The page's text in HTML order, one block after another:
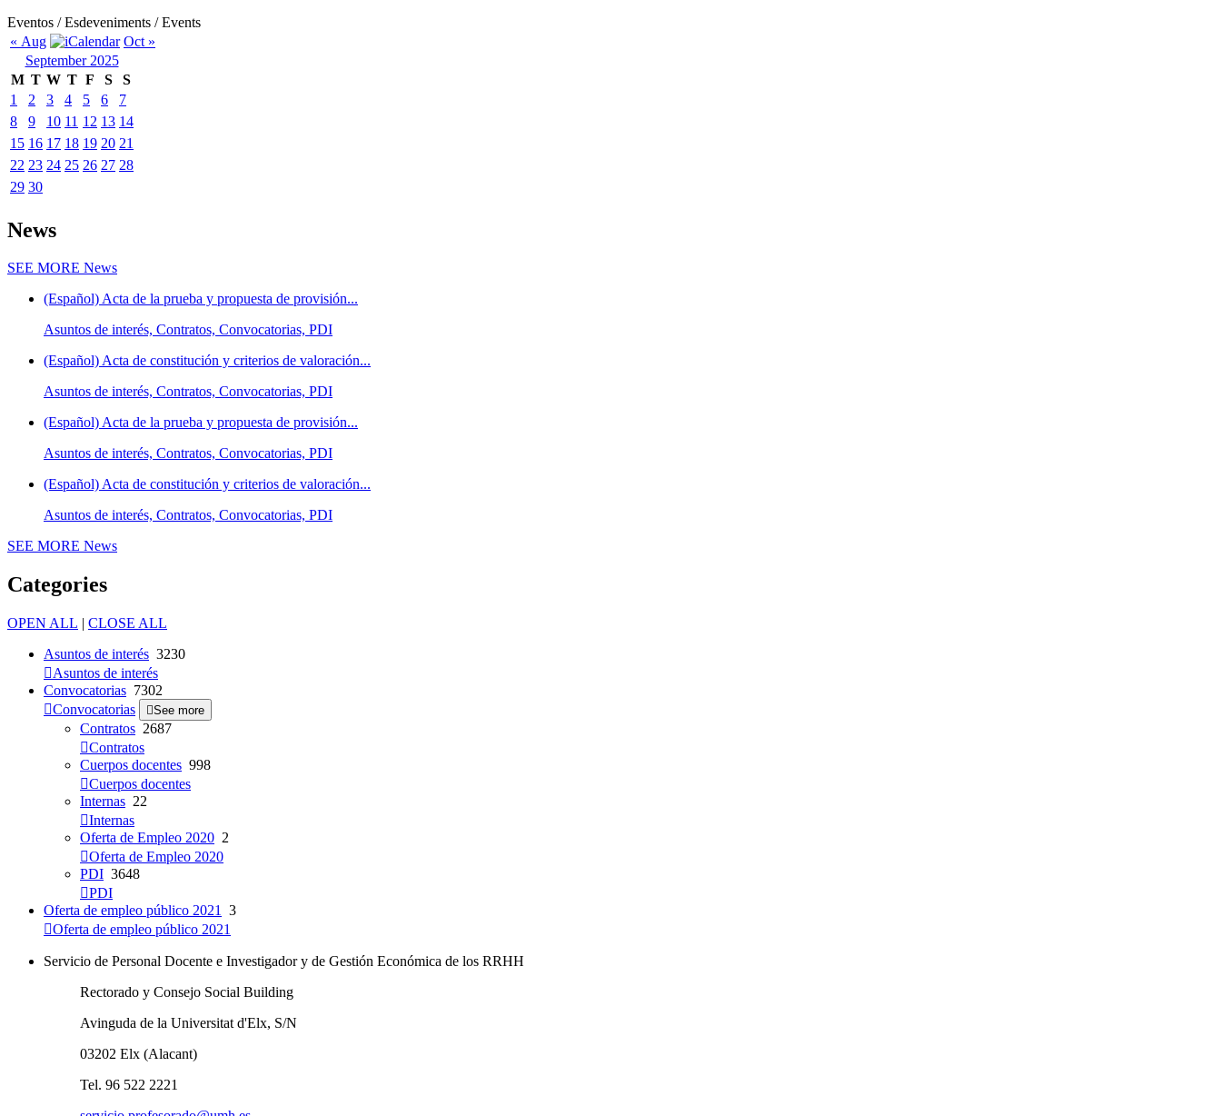
Eventos / Esdeveniments / Events
« Aug
Oct »
September 2025
M T W T F S
S
1
2 3 4 5 6
7
8
9 10 11 12 13 14
15 16 17 18 19 20 21
22 23 24 25 26 27 28
29 30
News
SEE MORE News
(Español) Acta de la prueba y propuesta de provisión...
Asuntos de interés, Contratos, Convocatorias, PDI
(Español) Acta de constitución y criterios de valoración...
Asuntos de interés, Contratos, Convocatorias, PDI
(Español) Acta de la prueba y propuesta de provisión...
Asuntos de interés, Contratos, Convocatorias, PDI
(Español) Acta de constitución y criterios de valoración...
Asuntos de interés, Contratos, Convocatorias, PDI
SEE MORE News
Categories
OPEN ALL | CLOSE ALL
Asuntos de interés 3230
Asuntos de interés
Convocatorias 7302
Convocatorias
See more
Contratos 2687
Contratos
Cuerpos docentes 998
Cuerpos docentes
Internas 22
Internas
Oferta de Empleo 2020 2
Oferta de Empleo 2020
PDI 3648
PDI
Oferta de empleo público 2021
3
Oferta de empleo público 2021
Servicio de Personal Docente e Investigador y de Gestión Económica de los RRHH
Rectorado y Consejo Social Building
Avinguda de la Universitat d'Elx, S/N
03202 Elx (Alacant)
Tel. 96 522 2221